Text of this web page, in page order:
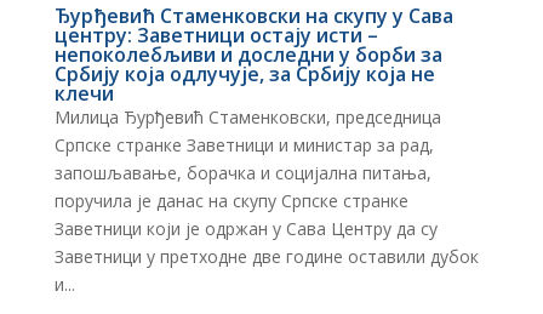
Ђурђевић Стаменковски на скупу у Сава
центру: Заветници остају исти –
непоколебљиви и доследни у борби за
Србију која одлучује, за Србију која не
клечи
Милица Ђурђевић Стаменковски, председница
Српске странке Заветници и министар за рад,
запошљавање, борачка и социјална питања,
поручила је данас на скупу Српске странке
Заветници који је одржан у Сава Центру да су
Заветници у претходне две године оставили дубок
и...